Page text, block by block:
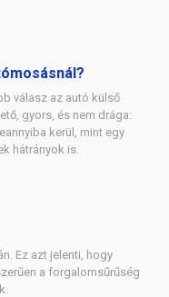
válasz az autó külső
gyors, és nem drága:
kerül, mint egy
hátrányok is.
Ez azt jelenti, hogy
a forgalomsűrűség